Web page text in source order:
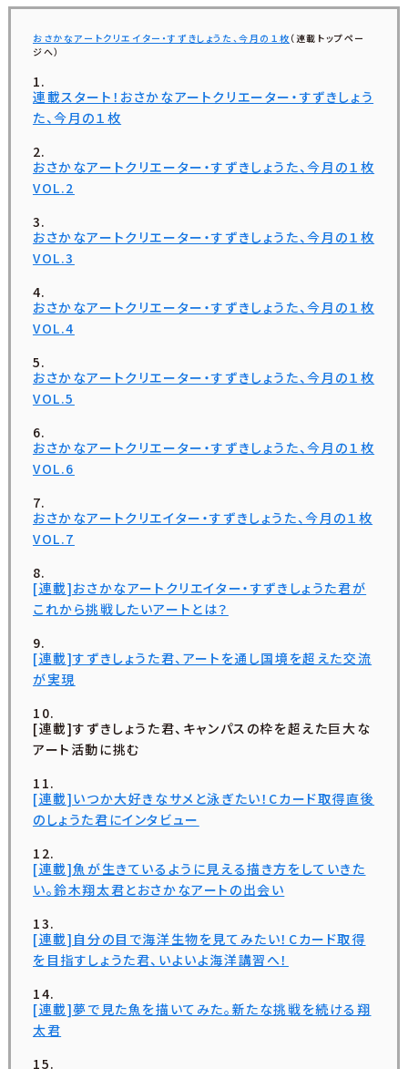
おさかなアートクリエイター・すずきしょうた、今月の１枚 （連載トップペー
ジへ）
連載スタート！おさかなアートクリエーター・すずきしょう
た、今月の１枚
おさかなアートクリエーター・すずきしょうた、今月の１枚
VOL.2
おさかなアートクリエーター・すずきしょうた、今月の１枚
VOL.3
おさかなアートクリエーター・すずきしょうた、今月の１枚
VOL.4
おさかなアートクリエーター・すずきしょうた、今月の１枚
VOL.5
おさかなアートクリエーター・すずきしょうた、今月の１枚
VOL.6
おさかなアートクリエイター・すずきしょうた、今月の１枚
VOL.7
[連載]おさかなアートクリエイター・すずきしょうた君が
これから挑戦したいアートとは？
[連載]すずきしょうた君、アートを通し国境を超えた交流
が実現
[連載]すずきしょうた君、キャンパスの枠を超えた巨大な
アート活動に挑む
[連載]いつか大好きなサメと泳ぎたい！Cカード取得直後
のしょうた君にインタビュー
[連載]魚が生きているように見える描き方をしていきた
い。鈴木翔太君とおさかなアートの出会い
[連載]自分の目で海洋生物を見てみたい！Cカード取得
を目指すしょうた君、いよいよ海洋講習へ！
[連載]夢で見た魚を描いてみた。新たな挑戦を続ける翔
太君